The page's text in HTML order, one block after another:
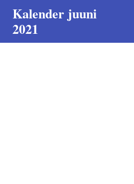
Kalender juuni
2021